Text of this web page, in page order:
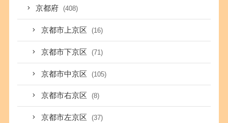
京都府 (408)
京都市上京区 (16)
京都市下京区 (71)
京都市中京区 (105)
京都市右京区 (8)
京都市左京区 (37)